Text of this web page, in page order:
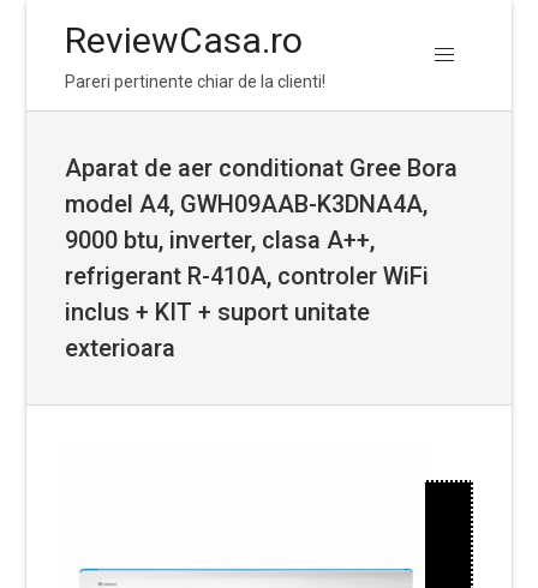
ReviewCasa.ro
Pareri pertinente chiar de la clienti!
Aparat de aer conditionat Gree Bora
model A4, GWH09AAB-K3DNA4A,
9000 btu, inverter, clasa A++,
refrigerant R-410A, controler WiFi
inclus + KIT + suport unitate
exterioara